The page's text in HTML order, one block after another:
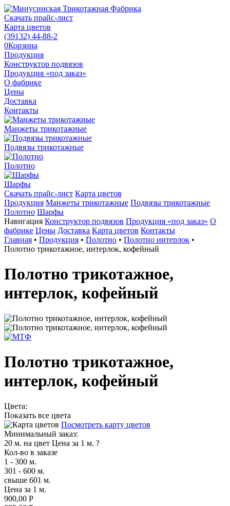
Скачать прайс-лист
Карта цветов
(39132) 44-88-2
0Корзина
Продукция
Конструктор подвязов
Продукция «под заказ»
О фабрике
Цены
Доставка
Контакты
Манжеты трикотажные
Подвязы трикотажные
Полотно
Шарфы
Скачать прайс-лист Карта цветов
Продукция Манжеты трикотажные Подвязы трикотажные
Полотно Шарфы
Навигация Конструктор подвязов Продукция «под заказ» О
фабрике Цены Доставка Карта цветов Контакты
Главная • Продукция • Полотно • Полотно интерлок •
Полотно трикотажное, интерлок, кофейный
Полотно трикотажное,
интерлок, кофейный
Полотно трикотажное,
интерлок, кофейный
Цвета:
Показать все цвета
Посмотреть карту цветов
Минимальный заказ:
20 м. на цвет Цена за 1 м. ?
Кол-во в заказе
1 - 300 м.
301 - 600 м.
свыше 601 м.
Цена за 1 м.
900,00 Р